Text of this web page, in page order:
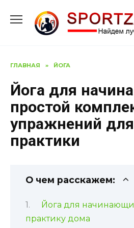
содержанию
ГЛАВНАЯ » ЙОГА
Йога для
простой
упражнений
практики
О чем расскажем:
Йога для
практику дома